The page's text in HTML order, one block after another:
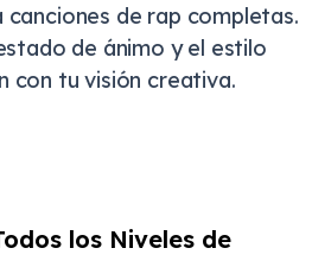
de rap completas.
de ánimo y el estilo
con tu visión creativa.
los Niveles de